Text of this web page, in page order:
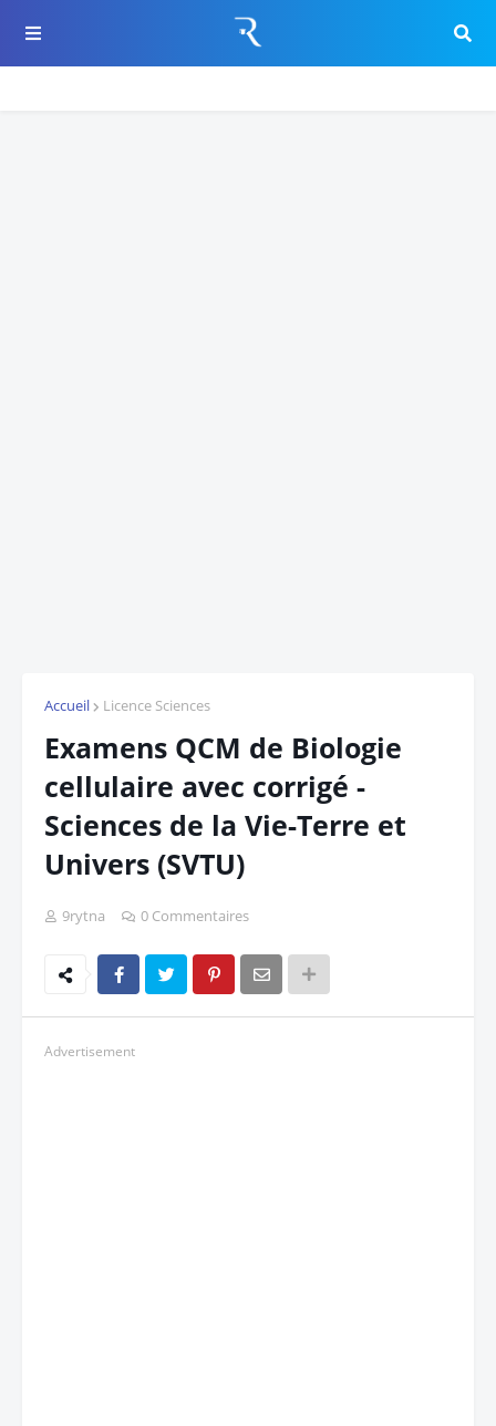
Accueil Licence Sciences
Examens QCM de Biologie
cellulaire avec corrigé -
Sciences de la Vie-Terre et
Univers (SVTU)
9rytna 0 Commentaires
Advertisement